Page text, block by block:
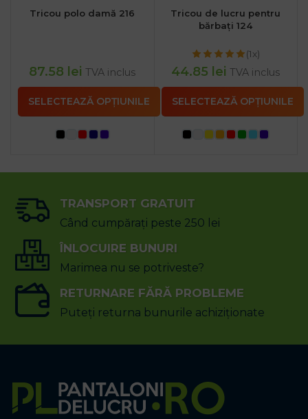
Tricou polo damă 216
87.58 lei TVA inclus
SELECTEAZĂ OPȚIUNILE
Tricou de lucru pentru
bărbați 124
(1x)
44.85 lei TVA inclus
SELECTEAZĂ OPȚIUNILE
TRANSPORT GRATUIT
Când cumpărați peste 250 lei
ÎNLOCUIRE BUNURI
Marimea nu se potriveste?
RETURNARE FĂRĂ PROBLEME
Puteți returna bunurile achiziționate